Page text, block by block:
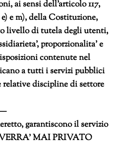
ai sensi dell’articolo 117,
e m), della Costituzione,
livello di tutela degli utenti,
proporzionalita’ e
contenute nel
a tutti i servizi pubblici
relative discipline di settore
garantiscono il servizio
MAI PRIVATO